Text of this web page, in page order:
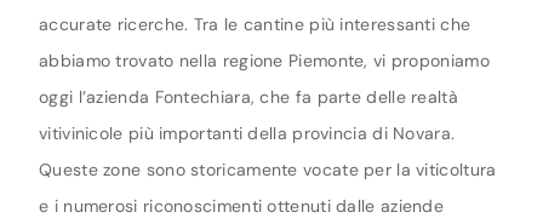
accurate ricerche. Tra le cantine più interessanti che
abbiamo trovato nella regione Piemonte, vi proponiamo
oggi l’azienda Fontechiara, che fa parte delle realtà
vitivinicole più importanti della provincia di Novara.
Queste zone sono storicamente vocate per la viticoltura
e i numerosi riconoscimenti ottenuti dalle aziende